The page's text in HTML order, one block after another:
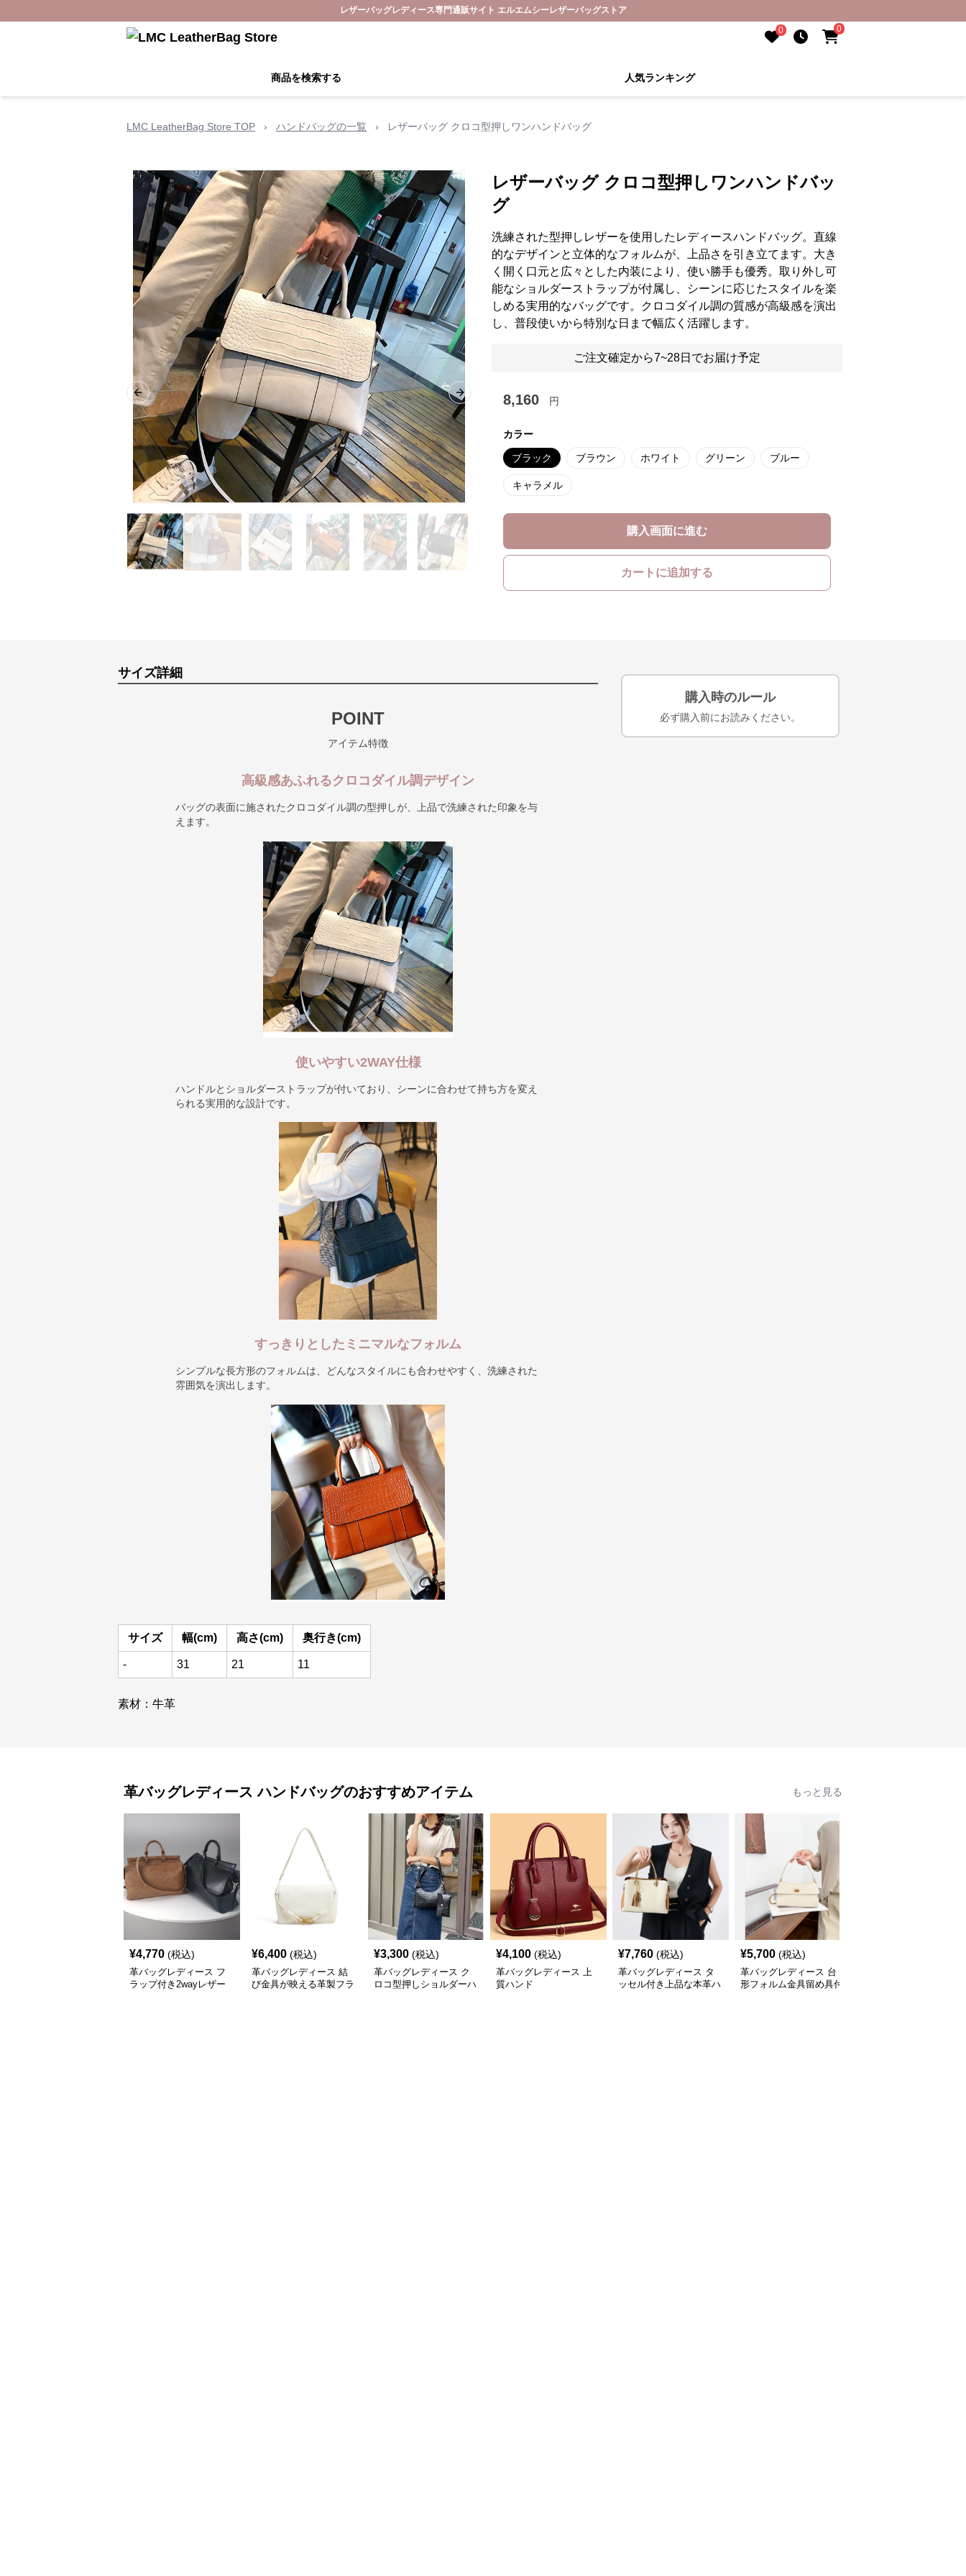
レザーバッグレディース専門通販サイト エルエムシーレザーバッグストア
0
0
商品を検索する 人気ランキング
LMC LeatherBag Store TOP › ハンドバッグの一覧 › レザーバッグ クロコ型押しワンハンドバッグ
Previous slide Next slide
レザーバッグ クロコ型押しワンハンドバッ
グ
洗練された型押しレザーを使用したレディースハンドバッグ。直線
的なデザインと立体的なフォルムが、上品さを引き立てます。大き
く開く口元と広々とした内装により、使い勝手も優秀。取り外し可
能なショルダーストラップが付属し、シーンに応じたスタイルを楽
しめる実用的なバッグです。クロコダイル調の質感が高級感を演出
し、普段使いから特別な日まで幅広く活躍します。
ご注文確定から7~28日でお届け予定
8,160 円
カラー
ブラック ブラウン ホワイト グリーン ブルー
キャラメル
購入画面に進む
カートに追加する
サイズ詳細
POINT
アイテム特徴
高級感あふれるクロコダイル調デザイン
バッグの表面に施されたクロコダイル調の型押しが、上品で洗練された印象を与
えます。
使いやすい2WAY仕様
ハンドルとショルダーストラップが付いており、シーンに合わせて持ち方を変え
られる実用的な設計です。
すっきりとしたミニマルなフォルム
シンプルな長方形のフォルムは、どんなスタイルにも合わせやすく、洗練された
雰囲気を演出します。
サイズ 幅(cm) 高さ(cm) 奥行き(cm)
- 31 21 11
素材：牛革
購入時のルール
必ず購入前にお読みください。
革バッグレディース ハンドバッグのおすすめアイテム もっと見る
¥4,770 (税込)
革バッグレディース フ
ラップ付き2wayレザー
¥6,400 (税込)
革バッグレディース 結
び金具が映える革製フラ
¥3,300 (税込)
革バッグレディース ク
ロコ型押しショルダーハ
¥4,100 (税込)
革バッグレディース 上
質ハンド
¥7,760 (税込)
革バッグレディース タ
ッセル付き上品な本革ハ
¥5,700 (税込)
革バッグレディース 台
形フォルム金具留め具付